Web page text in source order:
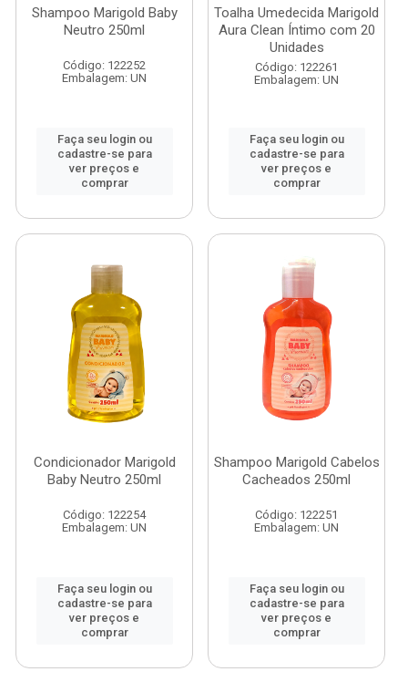
Shampoo Marigold Baby
Neutro 250ml
Código: 122252
Embalagem: UN
Faça seu login ou
cadastre-se para
ver preços e
comprar
Toalha Umedecida Marigold
Aura Clean Íntimo com 20
Unidades
Código: 122261
Embalagem: UN
Faça seu login ou
cadastre-se para
ver preços e
comprar
Condicionador Marigold
Baby Neutro 250ml
Código: 122254
Embalagem: UN
Faça seu login ou
cadastre-se para
ver preços e
comprar
Shampoo Marigold Cabelos
Cacheados 250ml
Código: 122251
Embalagem: UN
Faça seu login ou
cadastre-se para
ver preços e
comprar